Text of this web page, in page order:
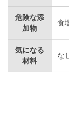
危険な添
加物
食
気になる
材料
な